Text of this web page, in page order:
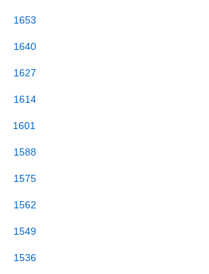
1653
1640
1627
1614
1601
1588
1575
1562
1549
1536